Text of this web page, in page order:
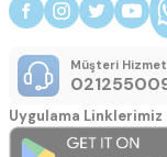
Müşteri
Uygulama Linklerimiz